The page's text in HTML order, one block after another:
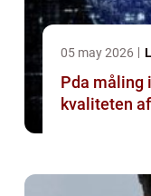
05 may 2026
Pda måling
kvaliteten